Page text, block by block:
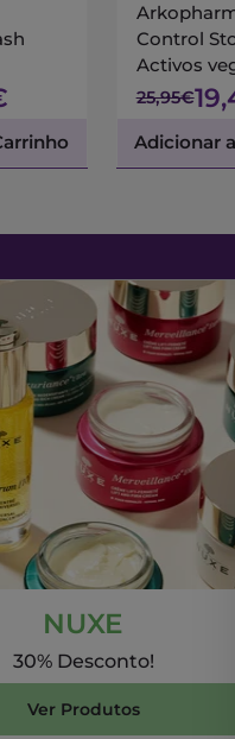
Control
Activos
4 g + Stick
x 1.5 g
25,95€
Adicionar
NUXE
30% Desconto!
Ver Produtos